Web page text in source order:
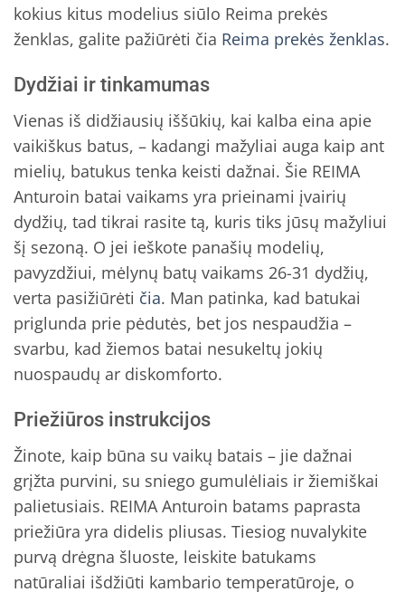
kokius kitus modelius siūlo Reima prekės
ženklas, galite pažiūrėti čia Reima prekės ženklas.
Dydžiai ir tinkamumas
Vienas iš didžiausių iššūkių, kai kalba eina apie
vaikiškus batus, – kadangi mažyliai auga kaip ant
mielių, batukus tenka keisti dažnai. Šie REIMA
Anturoin batai vaikams yra prieinami įvairių
dydžių, tad tikrai rasite tą, kuris tiks jūsų mažyliui
šį sezoną. O jei ieškote panašių modelių,
pavyzdžiui, mėlynų batų vaikams 26-31 dydžių,
verta pasižiūrėti čia. Man patinka, kad batukai
priglunda prie pėdutės, bet jos nespaudžia –
svarbu, kad žiemos batai nesukeltų jokių
nuospaudų ar diskomforto.
Priežiūros instrukcijos
Žinote, kaip būna su vaikų batais – jie dažnai
grįžta purvini, su sniego gumulėliais ir žiemiškai
palietusiais. REIMA Anturoin batams paprasta
priežiūra yra didelis pliusas. Tiesiog nuvalykite
purvą drėgna šluoste, leiskite batukams
natūraliai išdžiūti kambario temperatūroje, o